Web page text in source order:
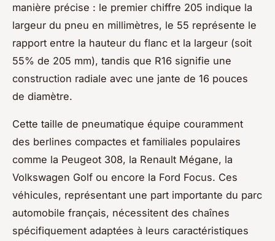
manière précise : le premier chiffre 205 indique la
largeur du pneu en millimètres, le 55 représente le
rapport entre la hauteur du flanc et la largeur (soit
55% de 205 mm), tandis que R16 signifie une
construction radiale avec une jante de 16 pouces
de diamètre.
Cette taille de pneumatique équipe couramment
des berlines compactes et familiales populaires
comme la Peugeot 308, la Renault Mégane, la
Volkswagen Golf ou encore la Ford Focus. Ces
véhicules, représentant une part importante du parc
automobile français, nécessitent des chaînes
spécifiquement adaptées à leurs caractéristiques